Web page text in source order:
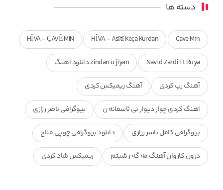
دسته ها
Cave Min
HÎVA - Asîtî Keça Kurdan
HÎVA - ÇAVÊ MIN
Navid Zardi Ft Ruya zindan u jiyan دانلود اهنگ
آهنگ رپ کردی آهنگ ریمیکس کردی
اهنگ کردی چوار دیوار نی ئاسمانه ن بیوگرافی ناصر رزازی
بیوگرافی کامل ناسر رزازی دانلود بیوگرافی چوپی فتاح
درون کاروان آهنگ مه گه ر شیتم ریمیکس شاد کردی